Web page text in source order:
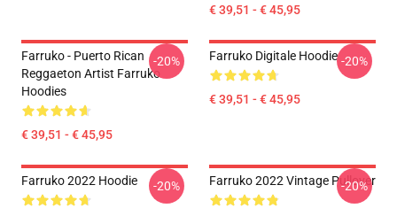
€ 39,51 - € 45,95
Farruko - Puerto Rican
Reggaeton Artist Farruko
Hoodies
€ 39,51 - € 45,95
-20% Farruko Digitale Hoodie
€ 39,51 - € 45,95
-20%
Farruko 2022 Hoodie -20% Farruko 2022 Vintage Pullover
-20%